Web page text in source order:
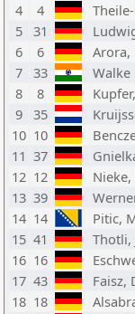
4
4
5
31
6
6 Arora,
7
33 Walke
8
8
9
35
10 10
11 37
12 12
13 39
14 14 Pitic,
15 41 Thotli,
16 16
17 43 Faisz,
18 18